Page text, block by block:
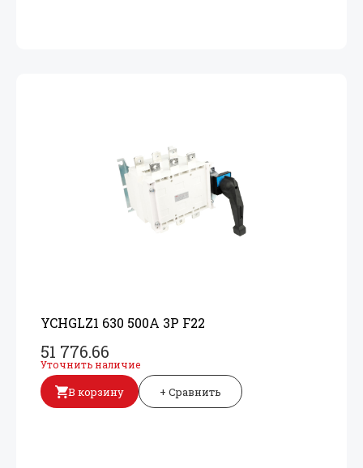
YCHGLZ1 630 500A 3P F22
51 776.66
Уточнить наличие
В корзину + Сравнить